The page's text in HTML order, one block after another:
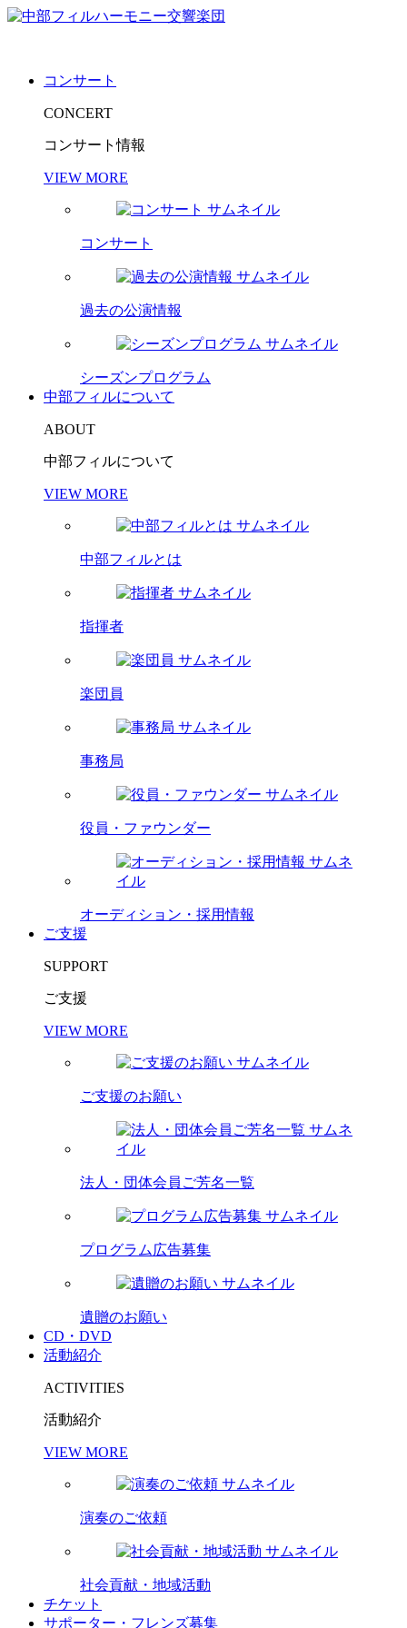
コンサート
CONCERT
コンサート情報
VIEW MORE
コンサート
過去の公演情報
シーズンプログラム
中部フィルについて
ABOUT
中部フィルについて
VIEW MORE
中部フィルとは
指揮者
楽団員
事務局
役員・ファウンダー
オーディション・採用情報
ご支援
SUPPORT
ご支援
VIEW MORE
ご支援のお願い
法人・団体会員ご芳名一覧
プログラム広告募集
遺贈のお願い
CD・DVD
活動紹介
ACTIVITIES
活動紹介
VIEW MORE
演奏のご依頼
社会貢献・地域活動
チケット
サポーター・フレンズ募集